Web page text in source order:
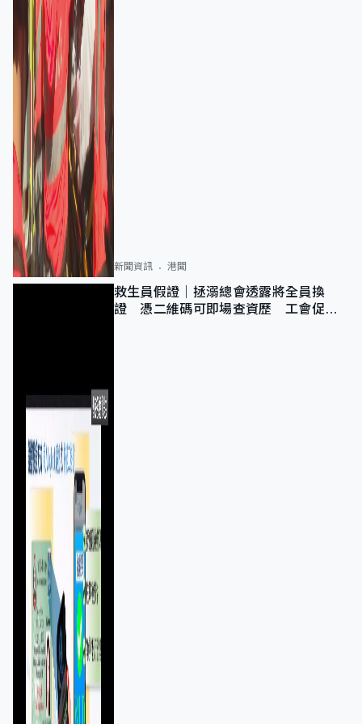
新聞資訊 港聞
救生員假證｜拯溺總會透露將全員換
證 憑二維碼可即場查資歷 工會促加